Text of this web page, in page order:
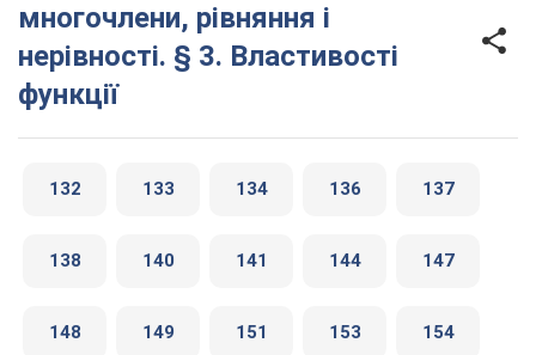
многочлени, рівняння і
нерівності. § 3. Властивості
функції
132 133 134 136 137
138 140 141 144 147
148 149 151 153 154